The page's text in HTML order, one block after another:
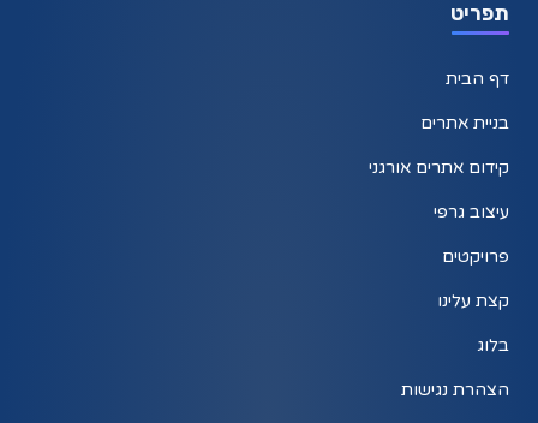
תפריט
דף הבית
בניית אתרים
קידום אתרים אורגני
עיצוב גרפי
פרויקטים
קצת עלינו
בלוג
הצהרת נגישות